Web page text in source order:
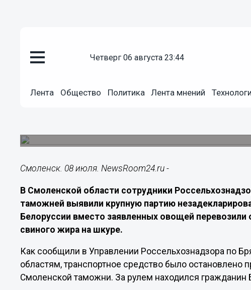
четверг 06 августа 23:44
Лента Общество Политика Лента мнений
В Смоленскую область пытались
Смоленск. 08 июля. NewsRoom24.ru -
В Смоленской области сотрудники
таможней выявили крупную партию
Белоруссии вместо заявленных овощей
свиного жира на шкуре.
Как сообщили в Управлении Россельхознадзора по
областям, транспортное средство было остановлено
Смоленской таможни. За рулем находился гражданин